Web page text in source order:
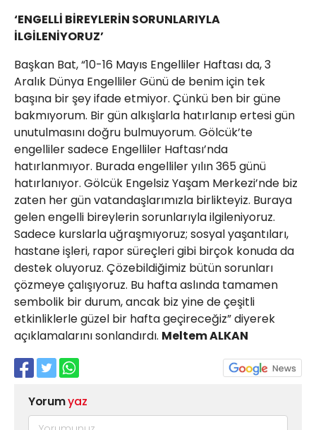
‘ENGELLİ BİREYLERİN SORUNLARIYLA
İLGİLENİYORUZ’
Başkan Bat, “10-16 Mayıs Engelliler Haftası da, 3
Aralık Dünya Engelliler Günü de benim için tek
başına bir şey ifade etmiyor. Çünkü ben bir güne
bakmıyorum. Bir gün alkışlarla hatırlanıp ertesi gün
unutulmasını doğru bulmuyorum. Gölcük’te
engelliler sadece Engelliler Haftası’nda
hatırlanmıyor. Burada engelliler yılın 365 günü
hatırlanıyor. Gölcük Engelsiz Yaşam Merkezi’nde biz
zaten her gün vatandaşlarımızla birlikteyiz. Buraya
gelen engelli bireylerin sorunlarıyla ilgileniyoruz.
Sadece kurslarla uğraşmıyoruz; sosyal yaşantıları,
hastane işleri, rapor süreçleri gibi birçok konuda da
destek oluyoruz. Çözebildiğimiz bütün sorunları
çözmeye çalışıyoruz. Bu hafta aslında tamamen
sembolik bir durum, ancak biz yine de çeşitli
etkinliklerle güzel bir hafta geçireceğiz” diyerek
açıklamalarını sonlandırdı. Meltem ALKAN
Yorumyaz